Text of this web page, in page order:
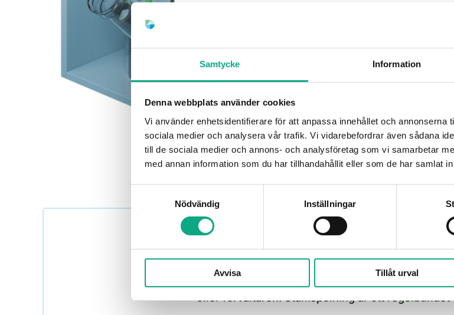
Samtycke Information
Denna webbplats använder cookies
Vi använder enhetsidentifierare för att anpassa innehållet och annonserna
sociala medier och analysera vår trafik. Vi vidarebefordrar även sådana
till de sociala medier och annons- och analysföretag som vi samarbetar
med annan information som du har tillhandahållit eller som de har samlat
Nödvändig
Inställningar
Avvisa Tillåt urval
Egen regi hela vägen
Spolarna tar emot beställningen,
med styrelsen och kör ut bilen.
led, ingen kedja av leverantörer
till påslag.
Boka stamspolning i
Boka stamspolning i Ronneby från 2 465 kr inkl. moms. Ring
eller förvaltaren. Stamspolning är ett